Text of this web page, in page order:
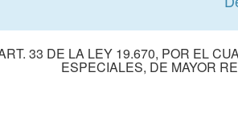
33 DE LA LEY 19.670, POR EL
ESPECIALES, DE MAYOR